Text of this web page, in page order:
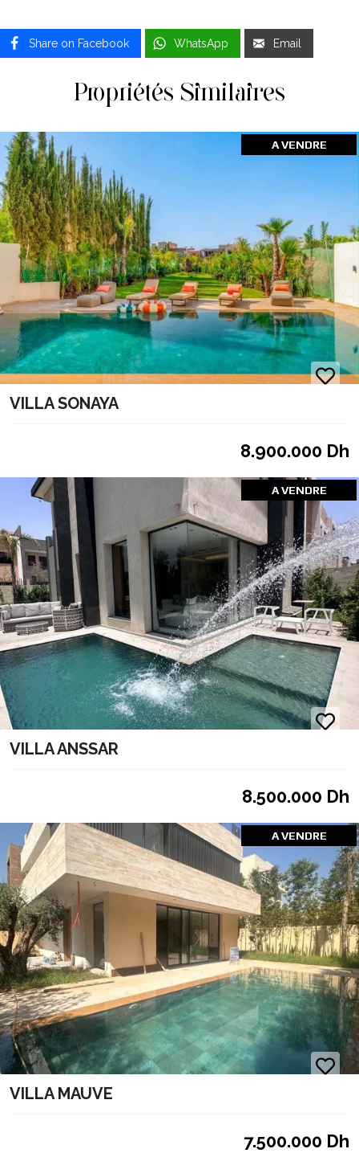
Share on Facebook WhatsApp Email
Propriétés Similaires
A VENDRE
VILLA SONAYA
8.900.000 Dh
A VENDRE
VILLA ANSSAR
8.500.000 Dh
A VENDRE
VILLA MAUVE
7.500.000 Dh